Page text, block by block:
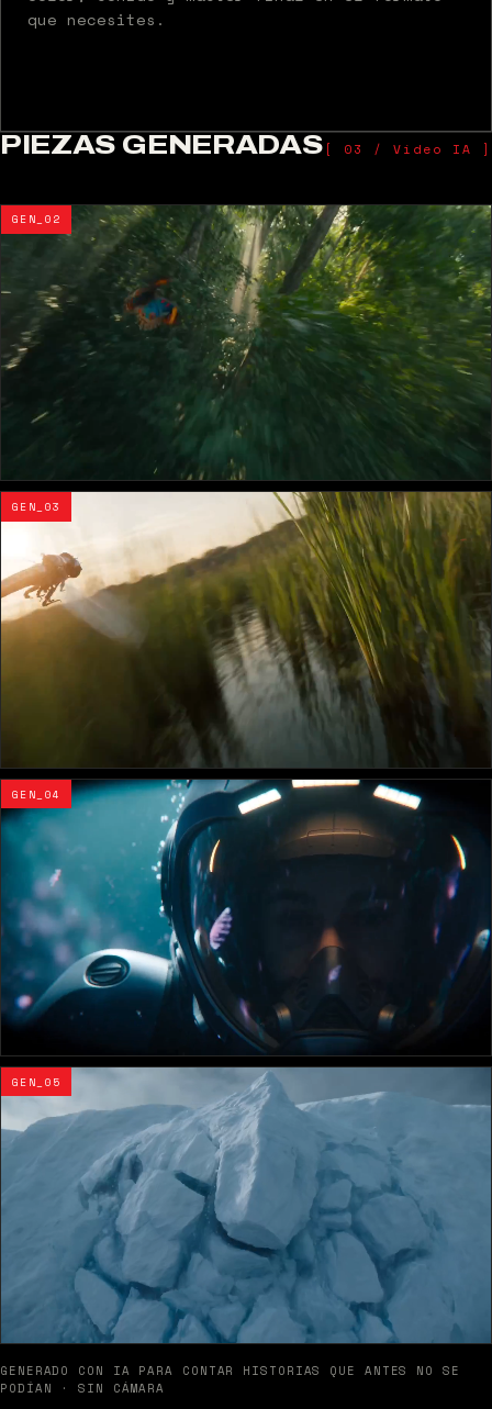
que necesites.
PIEZAS GENERADAS [ 03 / Vídeo IA ]
GEN_02
GEN_03
GEN_04
GEN_05
GENERADO CON IA PARA CONTAR HISTORIAS QUE ANTES NO SE
PODÍAN · SIN CÁMARA